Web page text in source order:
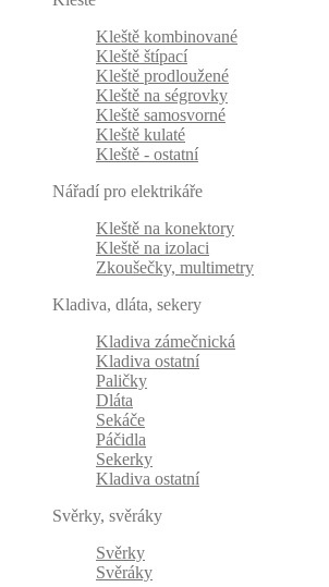
Kleště kombinované
Kleště štípací
Kleště prodloužené
Kleště na ségrovky
Kleště samosvorné
Kleště kulaté
Kleště - ostatní
Nářadí pro elektrikáře
Kleště na konektory
Kleště na izolaci
Zkoušečky, multimetry
Kladiva, dláta, sekery
Kladiva zámečnická
Kladiva ostatní
Paličky
Dláta
Sekáče
Páčidla
Sekerky
Kladiva ostatní
Svěrky, svěráky
Svěrky
Svěráky